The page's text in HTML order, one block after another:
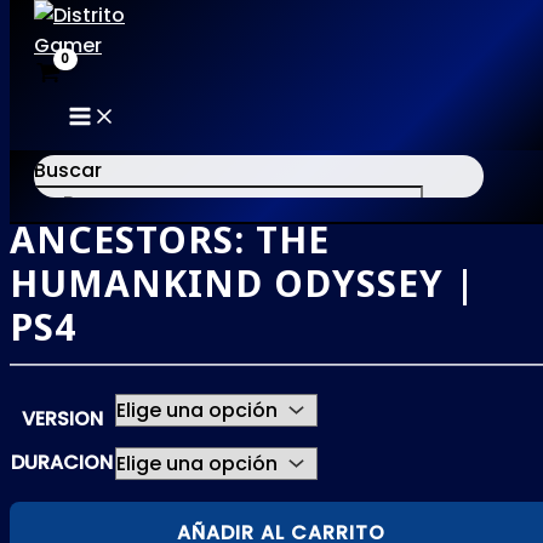
al
contenido
MAIN
MENU
Buscar
×
ANCESTORS: THE
HUMANKIND ODYSSEY |
PS4
VERSION
DURACION
ANCESTORS:
AÑADIR AL CARRITO